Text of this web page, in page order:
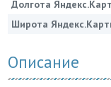
Долгота
Широта
Описание